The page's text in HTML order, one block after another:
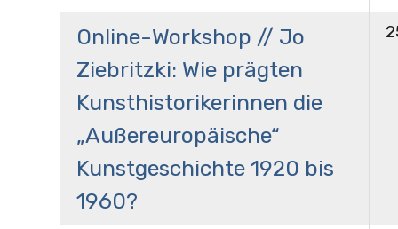
Online-Workshop // Jo
Ziebritzki: Wie prägten
Kunsthistorikerinnen die
„Außereuropäische“
Kunstgeschichte 1920 bis
1960?